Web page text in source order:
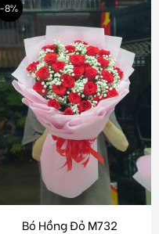
-8%
Bó Hồng Đỏ M732